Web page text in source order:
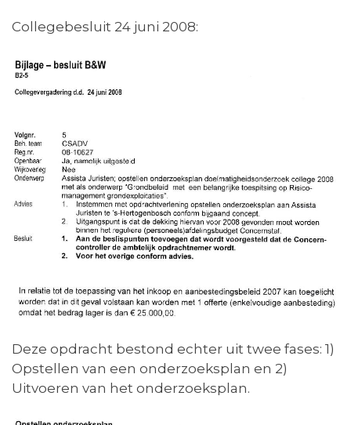
Collegebesluit 24 juni 2008:
Deze opdracht bestond echter uit twee fases: 1)
Opstellen van een onderzoeksplan en 2)
Uitvoeren van het onderzoeksplan.